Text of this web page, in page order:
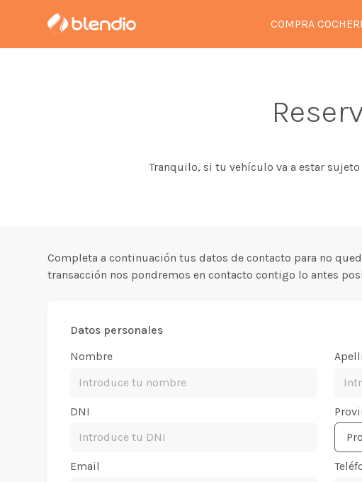
COMPRA COCHE
Tranquilo, si tu vehículo va a estar
Completa a continuación tus datos de contacto para no
transacción nos pondremos en contacto contigo lo antes
Datos personales
Nombre
DNI
Email